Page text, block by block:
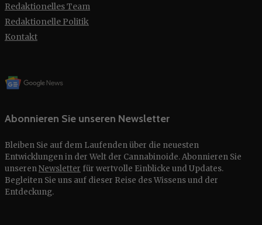
Redaktionelles Team
Redaktionelle Politik
Kontakt
Abonnieren Sie unseren Newsletter
Bleiben Sie auf dem Laufenden über die neuesten
Entwicklungen in der Welt der Cannabinoide. Abonnieren Sie
unserenNewsletter für wertvolle Einblicke und Updates.
Begleiten Sie uns auf dieser Reise des Wissens und der
Entdeckung.